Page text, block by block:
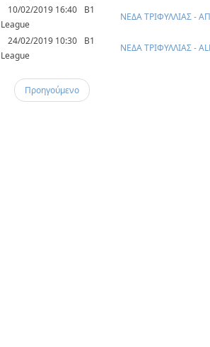
10/02/2019 16:40
B1
League
ΝΕΔΑ ΤΡΙΦΥΛΛΙΑΣ -
24/02/2019 10:30
B1
League
ΝΕΔΑ ΤΡΙΦΥΛΛΙΑΣ -
Προηγούμενο